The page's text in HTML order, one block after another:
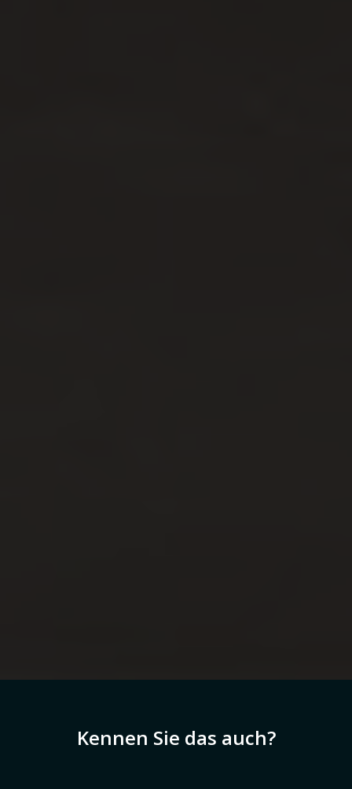
Kennen Sie das auch?